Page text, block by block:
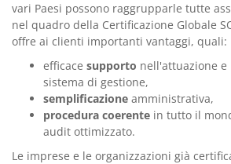
vari Paesi possono raggrupparle tutte
nel quadro della Certificazione Globale
offre ai clienti importanti vantaggi, quali:
efficace supporto nell'attuazione
sistema di gestione,
semplificazione amministrativa,
procedura coerente in tutto il
audit ottimizzato.
Le imprese e le organizzazioni già